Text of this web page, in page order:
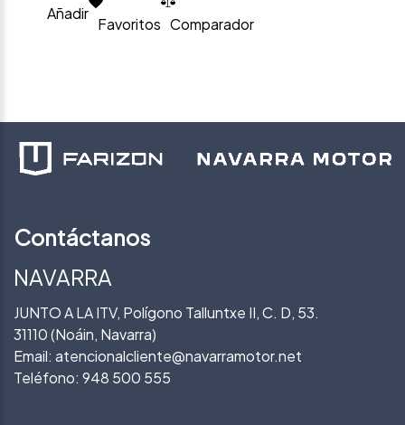
Añadir
Favoritos Comparador
Contáctanos
NAVARRA
JUNTO A LA ITV, Polígono Talluntxe II, C. D, 53.
31110 (Noáin, Navarra)
Email: atencionalcliente@navarramotor.net
Teléfono: 948 500 555